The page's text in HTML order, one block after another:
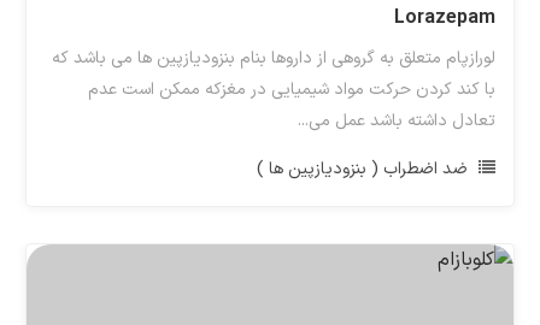
Lorazepam
لورازپام متعلق به گروهی از داروها بنام بنزودیازپین ها می باشد که
با کند کردن حرکت مواد شیمیایی در مغزکه ممکن است عدم
تعادل داشته باشد عمل می...
ضد اضطراب ( بنزودیازپین ها )